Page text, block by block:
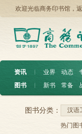
欢迎光临商务印书馆，
资讯 ︱ 业界 动态
图书
︱ 新书 常备
汉语
图书分类：
热门图